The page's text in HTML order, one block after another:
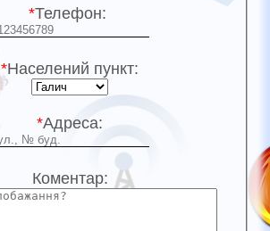
*Телефон:
*Населений пункт:
*Адреса:
Коментар: